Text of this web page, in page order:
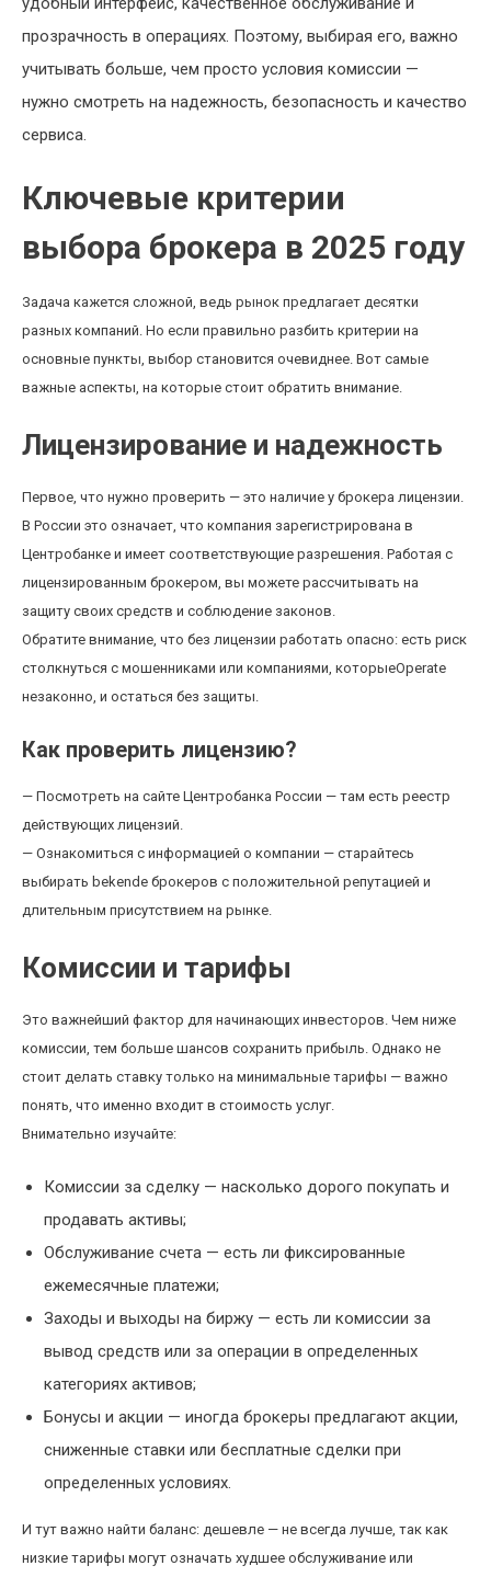
прозрачность в операциях. Поэтому, выбирая его, важно
учитывать больше, чем просто условия комиссии —
нужно смотреть на надежность, безопасность и качество
сервиса.
Ключевые критерии
выбора брокера в 2025 году
Задача кажется сложной, ведь рынок предлагает десятки
разных компаний. Но если правильно разбить критерии на
основные пункты, выбор становится очевиднее. Вот самые
важные аспекты, на которые стоит обратить внимание.
Лицензирование и надежность
Первое, что нужно проверить — это наличие у брокера лицензии.
В России это означает, что компания зарегистрирована в
Центробанке и имеет соответствующие разрешения. Работая с
лицензированным брокером, вы можете рассчитывать на
защиту своих средств и соблюдение законов.
Обратите внимание, что без лицензии работать опасно: есть риск
столкнуться с мошенниками или компаниями, которыеOperate
незаконно, и остаться без защиты.
Как проверить лицензию?
— Посмотреть на сайте Центробанка России — там есть реестр
действующих лицензий.
— Ознакомиться с информацией о компании — старайтесь
выбирать bekende брокеров с положительной репутацией и
длительным присутствием на рынке.
Комиссии и тарифы
Это важнейший фактор для начинающих инвесторов. Чем ниже
комиссии, тем больше шансов сохранить прибыль. Однако не
стоит делать ставку только на минимальные тарифы — важно
понять, что именно входит в стоимость услуг.
Внимательно изучайте:
Комиссии за сделку — насколько дорого покупать и
продавать активы;
Обслуживание счета — есть ли фиксированные
ежемесячные платежи;
Заходы и выходы на биржу — есть ли комиссии за
вывод средств или за операции в определенных
категориях активов;
Бонусы и акции — иногда брокеры предлагают акции,
сниженные ставки или бесплатные сделки при
определенных условиях.
И тут важно найти баланс: дешевле — не всегда лучше, так как
низкие тарифы могут означать худшее обслуживание или